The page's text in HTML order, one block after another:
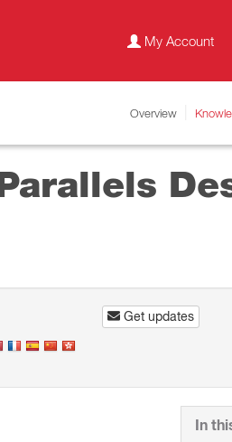
My Account
Overview
Get updates
In